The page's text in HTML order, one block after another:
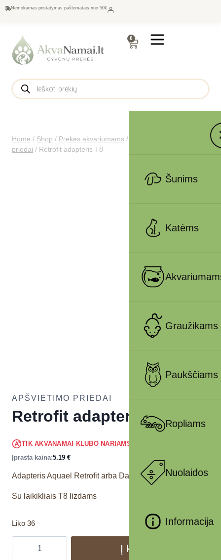
Nemokamas pristatymas paštomatais nuo 50€
0
Šunims
Katėms
Graužikams
Paukščiams
Ropliams
Nuolaidos
Informacija
Home / Shop / Prekės akvariumams /
priedai / Retrofit adapteris T8
APŠVIETIMO PRIEDAI
Retrofit adapteris T8
TIK AKVANAMAI KLUBO NARIAMS
Įprasta kaina:5.19 €
Adapteris Aquael Retrofit arba Day&Night lempai
Su laikikliais T8 lizdams
Liko 36
Į krepšelį